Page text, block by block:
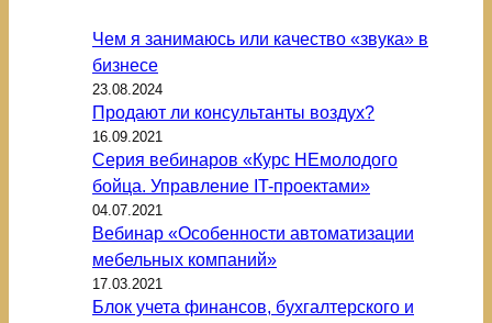
Чем я занимаюсь или качество «звука» в
бизнесе
23.08.2024
Продают ли консультанты воздух?
16.09.2021
Серия вебинаров «Курс НЕмолодого
бойца. Управление IT-проектами»
04.07.2021
Вебинар «Особенности автоматизации
мебельных компаний»
17.03.2021
Блок учета финансов, бухгалтерского и